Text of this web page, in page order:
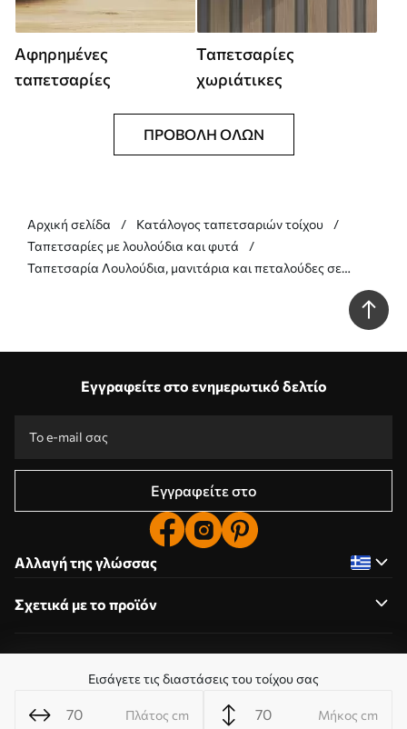
Εισάγετε τις διαστάσεις του τοίχου σας
Πλάτος cm Μήκος cm
Αφηρημένες
ταπετσαρίες
Ταπετσαρίες
χωριάτικες
ΠΡΟΒΟΛΉ ΌΛΩΝ
Αρχική σελίδα
Κατάλογος ταπετσαριών τοίχου
Ταπετσαρίες με λουλούδια και φυτά
Ταπετσαρία Λουλούδια, μανιτάρια και πεταλούδες σε
Εγγραφείτε στο ενημερωτικό δελτίο
Εγγραφείτε στο
Αλλαγή της γλώσσας
Σχετικά με το προϊόν
Σχετικά με την εταιρεία